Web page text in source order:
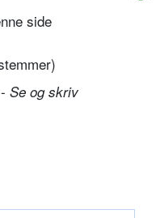
side
Se og skriv